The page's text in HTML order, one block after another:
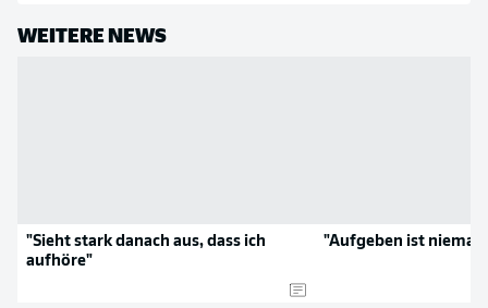
WEITERE NEWS
"Sieht stark danach aus, dass ich
aufhöre"
"Aufgeben ist